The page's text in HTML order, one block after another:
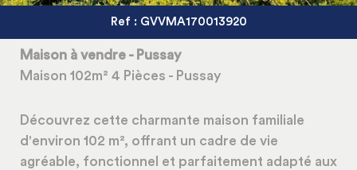
Ref : GVVMA170013920
Maison à vendre - Pussay
Maison 102m² 4 Pièces - Pussay
Découvrez cette charmante maison familiale
d'environ 102 m², offrant un cadre de vie
agréable, fonctionnel et parfaitement adapté aux